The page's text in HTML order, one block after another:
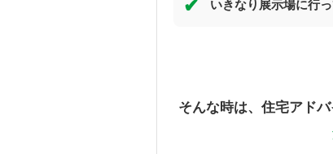
✔ いきなり展示場に行っ
そんな時は、住宅アド